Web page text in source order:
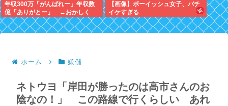
年収300万「がんばれー」年収数
億「ありがとー」 ←おかしく
ね？
【画像】ボーイッシュ女子、バチ
イケすぎる
ホーム 嫌儲
ネトウヨ「岸田が勝ったのは高市さんのお
陰なの！」 この路線で行くらしい あれ